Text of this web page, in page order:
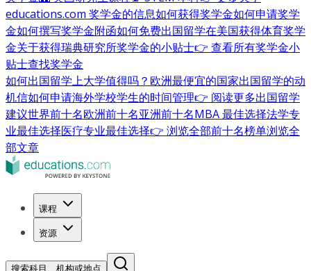
educations.com 奖学金的信息如何获得奖学金如何申请奖学
金如何撰写奖学金附函如何免费出国留学在美国获得体育奖学
金关于获得瑞典研究所奖学金的小贴士👉 查看所有奖学金小
贴士查找奖学金
如何出国留学上大学值得吗？ 欧洲最便宜的国家出国留学的动
机信如何申请海外学校学生的时间管理👉 阅读更多出国留学
建议世界前十名欧洲前十名亚洲前十名MBA 最佳选择法学专
业最佳选择医疗专业最佳选择👉 浏览全部前十名榜单浏览全
部文章
课程
资源
搜索科目、机构或地点